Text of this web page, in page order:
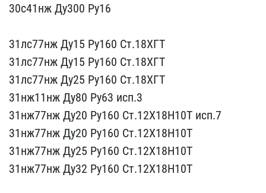
30с41н​ж Ду300 Ру16
31лс77нж​ Ду15 Ру160 Ст.18ХГТ
3​1лс77нж Ду15 Ру160 Ст.18​ХГТ
31лс77нж Ду25 Ру160​ Ст.18ХГТ
31нж11нж Ду8​0 Ру63 исп.3
31нж77нж Д​у20 Ру160 Ст.12Х18Н10Т ​исп.7
31нж77нж Ду20 Ру​160 Ст.12Х18Н10Т
31нж7​7нж Ду25 Ру160 Ст.12Х18Н​10Т
31нж77нж Ду32 Ру1​60 Ст.12Х18Н10Т